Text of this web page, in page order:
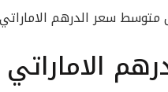
سعر الدرهم الاماراتي في البنك